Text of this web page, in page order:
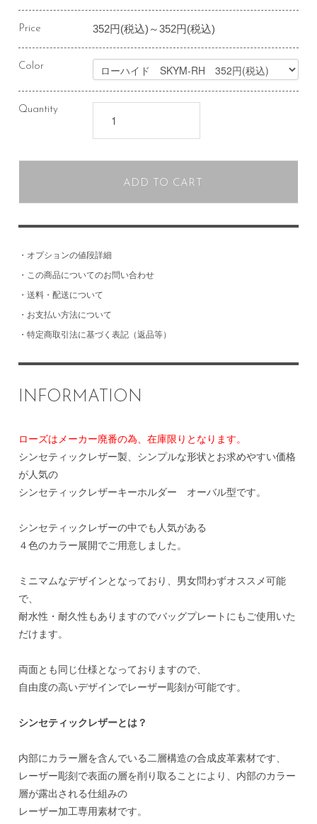
Price 352円(税込)～352円(税込)
Color
Quantity
ADD TO CART
・ オプションの値段詳細
・ この商品についてのお問い合わせ
・ 送料・配送について
・ お支払い方法について
・ 特定商取引法に基づく表記（返品等）
INFORMATION
ローズはメーカー廃番の為、在庫限りとなります。
シンセティックレザー製、シンプルな形状とお求めやすい価格
が人気の
シンセティックレザーキーホルダー オーバル型です。
シンセティックレザーの中でも人気がある
４色のカラー展開でご用意しました。
ミニマムなデザインとなっており、男女問わずオススメ可能
で、
耐水性・耐久性もありますのでバッグプレートにもご使用いた
だけます。
両面とも同じ仕様となっておりますので、
自由度の高いデザインでレーザー彫刻が可能です。
シンセティックレザーとは？
内部にカラー層を含んでいる二層構造の合成皮革素材です、
レーザー彫刻で表面の層を削り取ることにより、内部のカラー
層が露出される仕組みの
レーザー加工専用素材です。